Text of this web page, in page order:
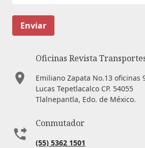
Enviar
Oficinas Revista
Emiliano Zapata No.13 oficinas
Lucas Tepetlacalco CP. 54055
Tlalnepantla, Edo. de México.
Conmutador
(55) 5362 1501